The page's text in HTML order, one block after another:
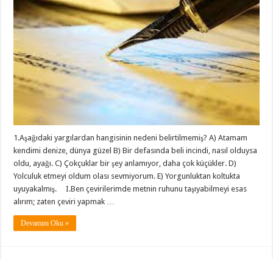
1.Aşağıdaki yargılardan hangisinin nedeni belirtilmemiş? A) Atamam
kendimi denize, dünya güzel B) Bir defasında beli incindi, nasıl olduysa
oldu, ayağı. C) Çokçuklar bir şey anlamıyor, daha çok küçükler. D)
Yolculuk etmeyi oldum olası sevmiyorum. E) Yorgunluktan koltukta
uyuyakalmış. I.Ben çevirilerimde metnin ruhunu taşıyabilmeyi esas
alırım; zaten çeviri yapmak …
Devamını Oku »